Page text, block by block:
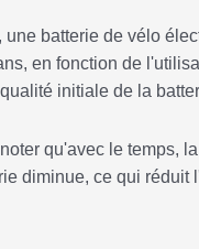
une batterie de vélo
en fonction de
initiale de la
noter qu'avec le temps,
diminue, ce qui réduit